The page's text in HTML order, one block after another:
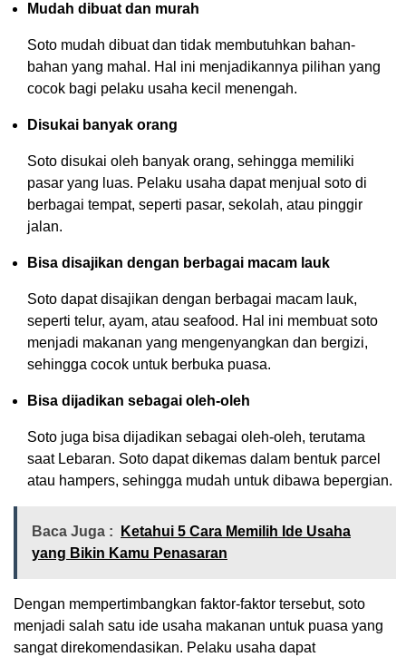
Mudah dibuat dan murah
Soto mudah dibuat dan tidak membutuhkan bahan-
bahan yang mahal. Hal ini menjadikannya pilihan yang
cocok bagi pelaku usaha kecil menengah.
Disukai banyak orang
Soto disukai oleh banyak orang, sehingga memiliki
pasar yang luas. Pelaku usaha dapat menjual soto di
berbagai tempat, seperti pasar, sekolah, atau pinggir
jalan.
Bisa disajikan dengan berbagai macam lauk
Soto dapat disajikan dengan berbagai macam lauk,
seperti telur, ayam, atau seafood. Hal ini membuat soto
menjadi makanan yang mengenyangkan dan bergizi,
sehingga cocok untuk berbuka puasa.
Bisa dijadikan sebagai oleh-oleh
Soto juga bisa dijadikan sebagai oleh-oleh, terutama
saat Lebaran. Soto dapat dikemas dalam bentuk parcel
atau hampers, sehingga mudah untuk dibawa bepergian.
Baca Juga :
Ketahui 5 Cara Memilih Ide Usaha
yang Bikin Kamu Penasaran
Dengan mempertimbangkan faktor-faktor tersebut, soto
menjadi salah satu ide usaha makanan untuk puasa yang
sangat direkomendasikan. Pelaku usaha dapat